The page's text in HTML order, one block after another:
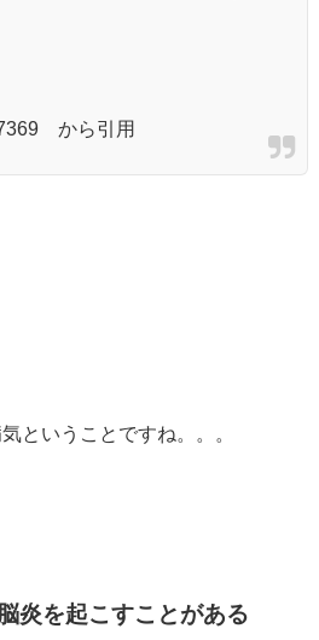
から引用
ということですね。。。
炎を起こすことがある